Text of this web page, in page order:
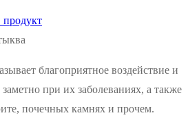
благоприятное воздействие и
при их заболеваниях, а также
почечных камнях и прочем.